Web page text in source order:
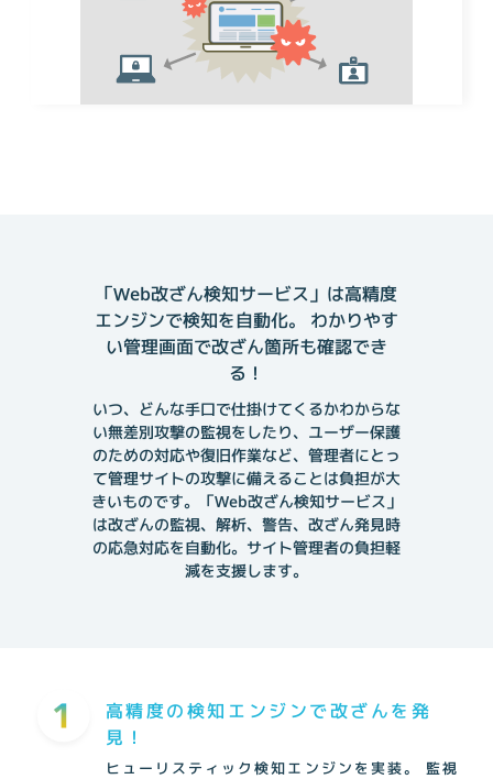
「Web改ざん検知サービス」は高精度
エンジンで検知を自動化。
わかりやす
い管理画面で改ざん箇所も確認でき
る！
いつ、どんな手口で仕掛けてくるかわからな
い無差別攻撃の監視をしたり、ユーザー保護
のための対応や復旧作業など、 管理者にとっ
て管理サイトの攻撃に備えることは負担が大
きいものです。
「Web改ざん検知サービス」
は改ざんの監視、解析、警告、改ざん発見時
の応急対応を自動化。 サイト管理者の負担軽
減を支援します。
高精度の検知エンジンで改ざんを発
見！
ヒューリスティック検知エンジンを実装。
監視